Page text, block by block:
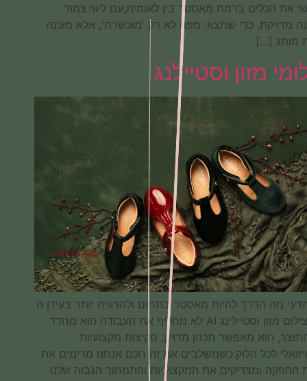
תרכשי את הכלים ברמת מאסטר בין לאומית,עם ליווי צמוד
והכוונה מדויקת, כדי שתצאי מפה לא רק 'מוכשרת', אלא מוכנה
להיות מותג […]
צילומי מזון וסטיילנג
כאן,תדעי מה הדרך להיות מאסטר בתחום ולהרוויח יותר בעידן ה
AI.בצילום מזון וסטיילינג AI לא מחליף את העבודה הוא מחדד
את התוצר, הוא מאפשר תכנון מדויק, סקיצות מקצועיות
ודיוקויזואלי לכל הלוק.כשמשלבים את זה חכם אנחנו מרימים את
איכות ההפקה ומצדיקים את המקצועיות והתמחור הגבוה שלנו